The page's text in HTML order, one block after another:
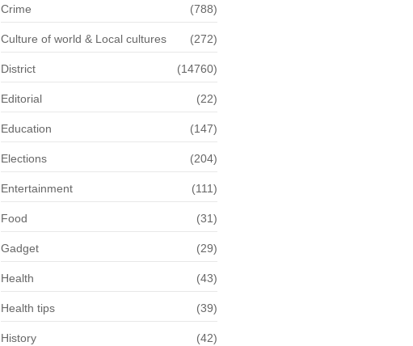
Crime (788)
Culture of world & Local cultures (272)
District (14760)
Editorial (22)
Education (147)
Elections (204)
Entertainment (111)
Food (31)
Gadget (29)
Health (43)
Health tips (39)
History (42)